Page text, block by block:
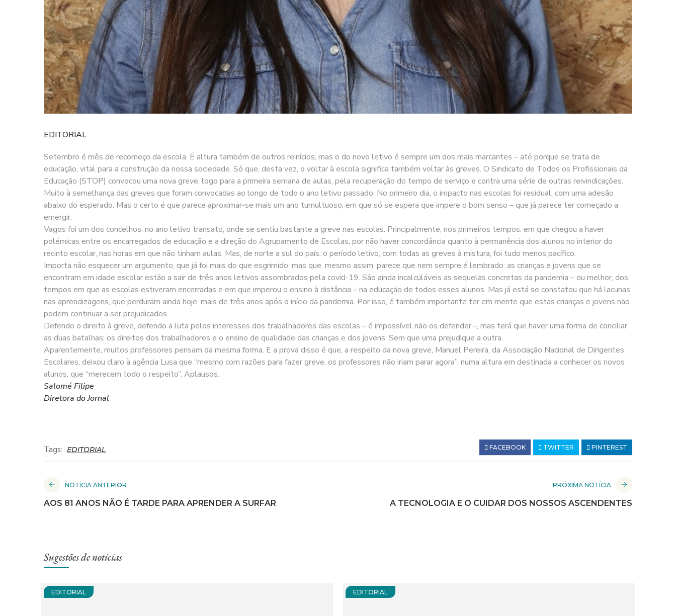
EDITORIAL
Setembro é mês de recomeço da escola. É altura também de outros reinícios, mas o do novo letivo é sempre um dos mais marcantes – até porque se trata de
educação, vital para a construção da nossa sociedade. Só que, desta vez, o voltar à escola significa também voltar às greves. O Sindicato de Todos os Profissionais da
Educação (STOP) convocou uma nova greve, logo para a primeira semana de aulas, pela recuperação do tempo de serviço e contra uma série de outras reivindicações.
Muito à semelhança das greves que foram convocadas ao longo de todo o ano letivo passado. No primeiro dia, o impacto nas escolas foi residual, com uma adesão
abaixo do esperado. Mas o certo é que parece aproximar-se mais um ano tumultuoso, em que só se espera que impere o bom senso – que já parece ter começado a
emergir.
Vagos foi um dos concelhos, no ano letivo transato, onde se sentiu bastante a greve nas escolas. Principalmente, nos primeiros tempos, em que chegou a haver
polémicas entre os encarregados de educação e a direção do Agrupamento de Escolas, por não haver concordância quanto à permanência dos alunos no interior do
recinto escolar, nas horas em que não tinham aulas. Mas, de norte a sul do país, o período letivo, com todas as greves à mistura, foi tudo menos pacífico.
Importa não esquecer um argumento, que já foi mais do que esgrimido, mas que, mesmo assim, parece que nem sempre é lembrado: as crianças e jovens que se
encontram em idade escolar estão a sair de três anos letivos assombrados pela covid-19. São ainda incalculáveis as sequelas concretas da pandemia – ou melhor, dos
tempos em que as escolas estiveram encerradas e em que imperou o ensino à distância – na educação de todos esses alunos. Mas já está se constatou que há lacunas
nas aprendizagens, que perduram ainda hoje, mais de três anos após o início da pandemia. Por isso, é também importante ter em mente que estas crianças e jovens não
podem continuar a ser prejudicados.
Defendo o direito à greve, defendo a luta pelos interesses dos trabalhadores das escolas – é impossível não os defender –, mas terá que haver uma forma de conciliar
as duas batalhas: os direitos dos trabalhadores e o ensino de qualidade das crianças e dos jovens. Sem que uma prejudique a outra.
Aparentemente, muitos professores pensam da mesma forma. E a prova disso é que, a respeito da nova greve, Manuel Pereira, da Associação Nacional de Dirigentes
Escolares, deixou claro à agência Lusa que “mesmo com razões para fazer greve, os professores não iriam parar agora”, numa altura em destinada a conhecer os novos
alunos, que “merecem todo o respeito”. Aplausos.
Salomé Filipe
Diretora do Jornal
Tags: EDITORIAL FACEBOOK TWITTER PINTEREST
NOTÍCIA ANTERIOR
AOS 81 ANOS NÃO É TARDE PARA APRENDER A SURFAR
PRÓXIMA NOTÍCIA
A TECNOLOGIA E O CUIDAR DOS NOSSOS ASCENDENTES
Sugestões de notícias
EDITORIAL EDITORIAL